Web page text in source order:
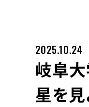
岐阜
星を見
2025.10.24